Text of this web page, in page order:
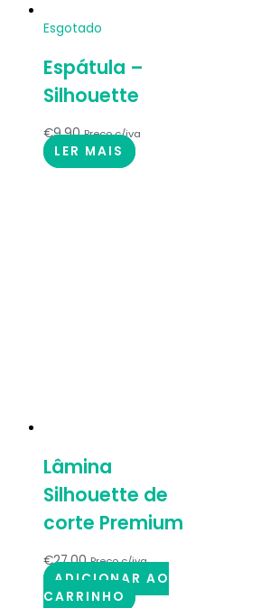
Esgotado
Espátula –
Silhouette
€9.90 Preço c/iva
LER MAIS
Lâmina
Silhouette de
corte Premium
€27.00 Preço c/iva
ADICIONAR AO
CARRINHO